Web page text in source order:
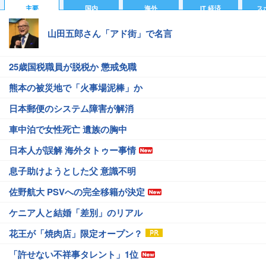
主要 国内 海外 IT 経済 ス
山田五郎さん「アド街」で名言
25歳国税職員が脱税か 懲戒免職
熊本の被災地で「火事場泥棒」か
日本郵便のシステム障害が解消
車中泊で女性死亡 遺族の胸中
日本人が誤解 海外タトゥー事情
息子助けようとした父 意識不明
佐野航大 PSVへの完全移籍が決定
ケニア人と結婚「差別」のリアル
花王が「焼肉店」限定オープン？
「許せない不祥事タレント」1位